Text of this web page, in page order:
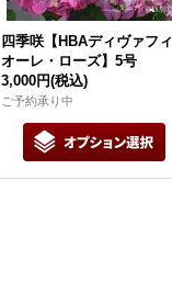
四季咲【HBAディヴァフィ
オーレ・ローズ】5号
3,000円(税込)
ご予約承り中